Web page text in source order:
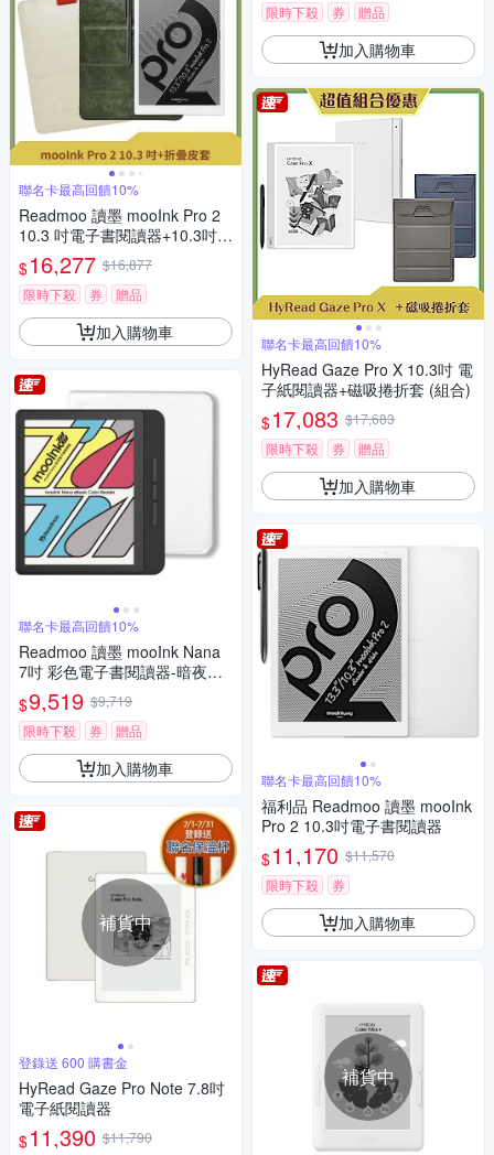
聯名卡最高回饋10%
Readmoo 讀墨 mooInk Pro 2
10.3 吋電子書閱讀器+10.3吋折
疊皮套 (組合)
$16,277 $16,877
限時下殺
券 贈品
加入購物車
聯名卡最高回饋10%
Readmoo 讀墨 mooInk Nana
7吋 彩色電子書閱讀器-暗夜黑+
7吋透明殼 (組合)
$9,519 $9,719
限時下殺
券 贈品
加入購物車
補貨中
登錄送 600 購書金
HyRead Gaze Pro Note 7.8吋
電子紙閱讀器
$11,390 $11,790
限時下殺
券 贈品
加入購物車
聯名卡最高回饋10%
HyRead Gaze Pro X 10.3吋 電
子紙閱讀器+磁吸捲折套 (組合)
$17,083 $17,683
限時下殺
券 贈品
加入購物車
聯名卡最高回饋10%
福利品 Readmoo 讀墨 mooInk
Pro 2 10.3吋電子書閱讀器
$11,170 $11,570
限時下殺
券
加入購物車
補貨中